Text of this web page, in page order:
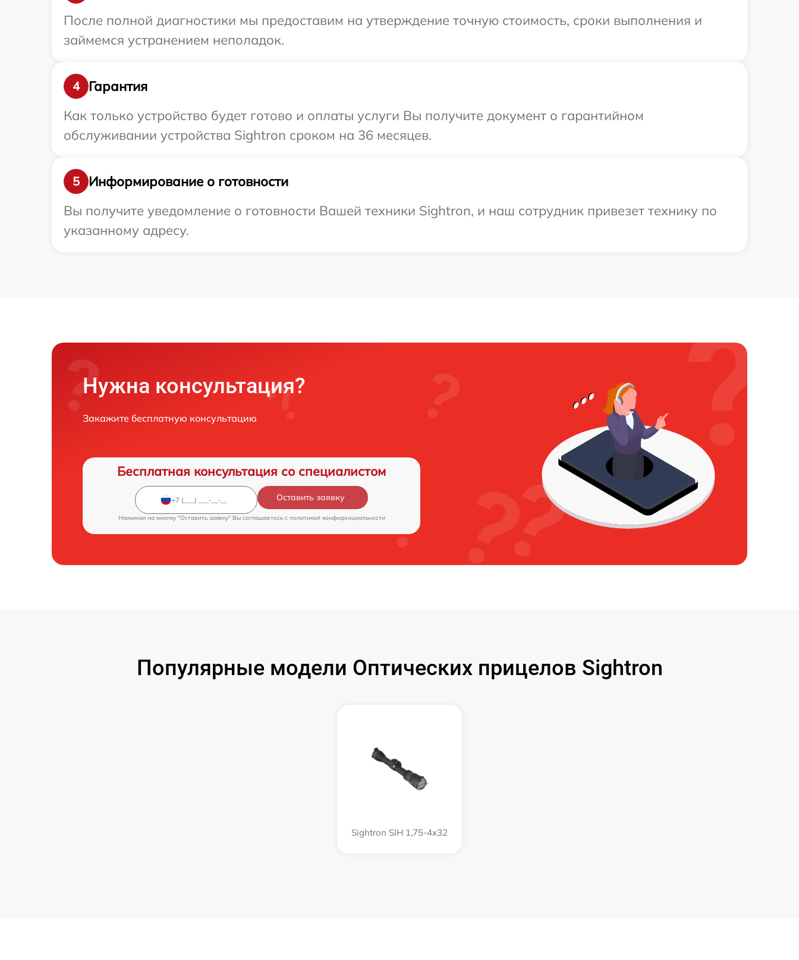
После полной диагностики мы предоставим на утверждение точную стоимость, сроки выполнения и
займемся устранением неполадок.
4
Гарантия
Как только устройство будет готово и оплаты услуги Вы получите документ о гарантийном
обслуживании устройства Sightron сроком на 36 месяцев.
5
Информирование о готовности
Вы получите уведомление о готовности Вашей техники Sightron, и наш сотрудник привезет технику по
указанному адресу.
Нужна консультация?
Закажите бесплатную консультацию
Бесплатная консультация со специалистом
Оставить заявку
Нажимая на кнопку "Оставить заявку" Вы соглашаетесь c политикой конфиденциальности
Популярные модели Оптических прицелов Sightron
Sightron SIH 1,75-4x32